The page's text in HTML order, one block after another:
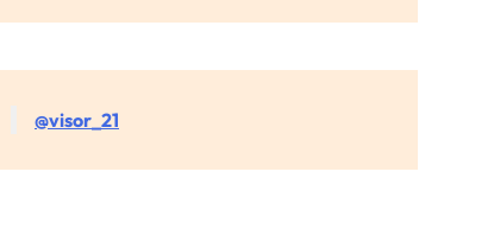
@visor_21